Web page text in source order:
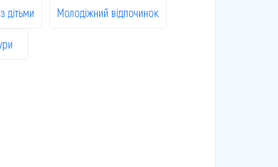
дітьми Молодіжний відпочинок